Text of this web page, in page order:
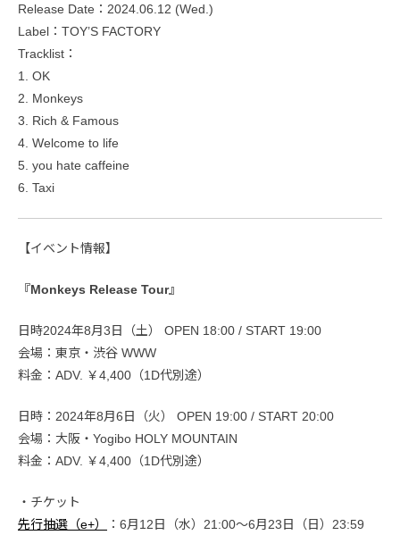
Release Date：2024.06.12 (Wed.)
Label：TOY’S FACTORY
Tracklist：
1. OK
2. Monkeys
3. Rich & Famous
4. Welcome to life
5. you hate caffeine
6. Taxi
【イベント情報】
『Monkeys Release Tour』
日時2024年8月3日（土） OPEN 18:00 / START 19:00
会場：東京・渋谷 WWW
料金：ADV. ￥4,400（1D代別途）
日時：2024年8月6日（火） OPEN 19:00 / START 20:00
会場：大阪・Yogibo HOLY MOUNTAIN
料金：ADV. ￥4,400（1D代別途）
・チケット
先行抽選（e+）
：6月12日（水）21:00～6月23日（日）23:59